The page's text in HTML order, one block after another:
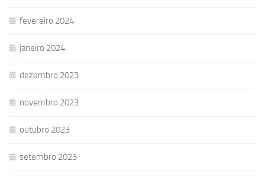
fevereiro 2024
janeiro 2024
dezembro 2023
novembro 2023
outubro 2023
setembro 2023